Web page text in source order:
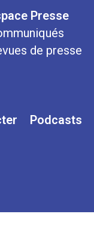
Presse
de presse
Podcasts